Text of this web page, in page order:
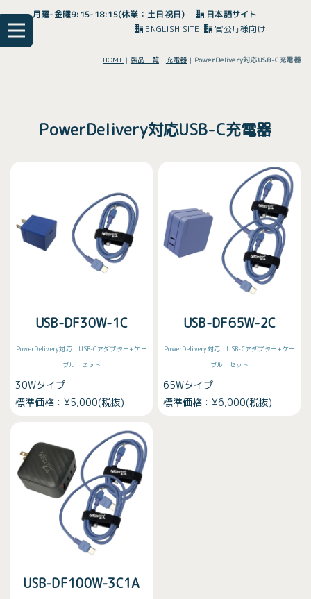
月曜-金曜9:15-18:15(休業：土日祝日)
日本語サイト
ENGLISH SITE
官公庁様向け
HOME | 製品一覧 | 充電器 | PowerDelivery対応USB-C充電器
PowerDelivery対応USB-C充電器
USB-DF30W-1C
PowerDelivery対応 USB-Cアダプター+ケー
ブル セット
30Wタイプ
標準価格：¥5,000(税抜)
USB-DF65W-2C
PowerDelivery対応 USB-Cアダプター+ケー
ブル セット
65Wタイプ
標準価格：¥6,000(税抜)
USB-DF100W-3C1A